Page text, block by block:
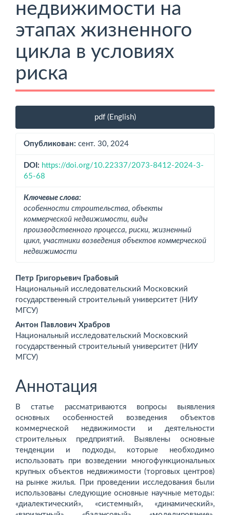
недвижимости на
этапах жизненного
цикла в условиях
риска
Боковая
панель
статьи
pdf (English)
Опубликован: сент. 30, 2024
DOI: https://doi.org/10.22337/2073-8412-2024-3-
65-68
Ключевые слова:
особенности строительства, объекты
коммерческой недвижимости, виды
производственного процесса, риски, жизненный
цикл, участники возведения объектов коммерческой
недвижимости
Основное
содержимое
статьи
Петр Григорьевич Грабовый
Национальный исследовательский Московский
государственный строительный университет (НИУ
МГСУ)
Антон Павлович Храбров
Национальный исследовательский Московский
государственный строительный университет (НИУ
МГСУ)
Аннотация
В статье рассматриваются вопросы выявления
основных особенностей возведения объектов
коммерческой недвижимости и деятельности
строительных предприятий. Выявлены основные
тенденции и подходы, которые необходимо
использовать при возведении многофункциональных
крупных объектов недвижимости (торговых центров)
на рынке жилья. При проведении исследования были
использованы следующие основные научные методы:
«диалектический», «системный», «динамический»,